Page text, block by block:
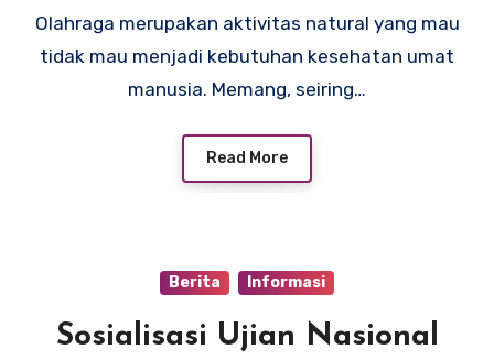
Olahraga merupakan aktivitas natural yang mau
tidak mau menjadi kebutuhan kesehatan umat
manusia. Memang, seiring…
Read More
Berita Informasi
Sosialisasi Ujian Nasional